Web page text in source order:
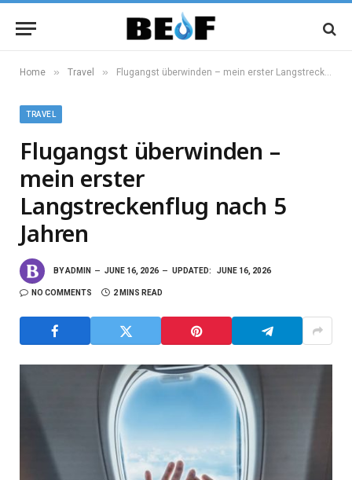
Home » Travel » Flugangst überwinden – mein erster Langstreckenflug nach 5 Jahren
TRAVEL
Flugangst überwinden –
mein erster
Langstreckenflug nach 5
Jahren
BYADMIN JUNE 16, 2026 UPDATED: JUNE 16, 2026
NO COMMENTS 2 MINS READ